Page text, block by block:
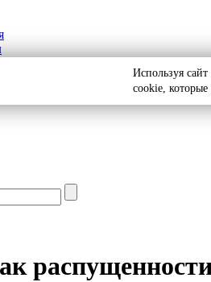
Используя
cookie, которые